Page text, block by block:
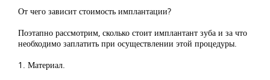
От чего зависит стоимость имплантации?
Поэтапно рассмотрим, сколько стоит имплантант зуба и за что
необходимо заплатить при осуществлении этой процедуры.
1. Материал.